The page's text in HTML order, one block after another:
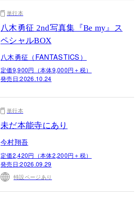
単行本
八木勇征 2nd写真集『Be my』ス
ペシャルBOX
八木勇征（FANTASTICS）
定価9,900円（本体9,000円＋税）
発売日:2026.10.24
単行本
未だ本能寺にあり
今村翔吾
定価2,420円（本体2,200円＋税）
発売日:2026.09.29
特設ページあり